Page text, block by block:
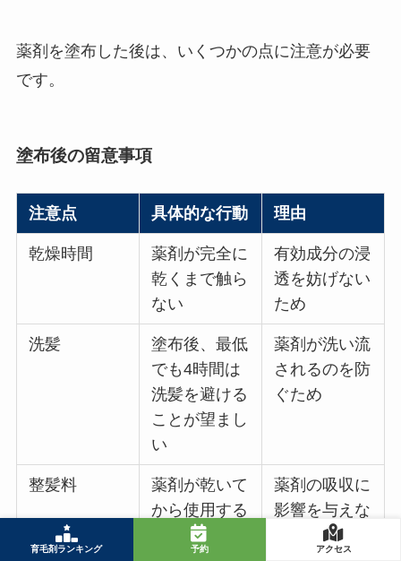
育毛剤ランキング 予約 アクセス
薬剤を塗布した後は、いくつかの点に注意が必要
です。
塗布後の留意事項
注意点 具体的な行動 理由
乾燥時間
薬剤が完全に
乾くまで触ら
ない
有効成分の浸
透を妨げない
ため
洗髪
塗布後、最低
でも4時間は
洗髪を避ける
ことが望まし
い
薬剤が洗い流
されるのを防
ぐため
整髪料
薬剤が乾いて
から使用する
薬剤の吸収に
影響を与えな